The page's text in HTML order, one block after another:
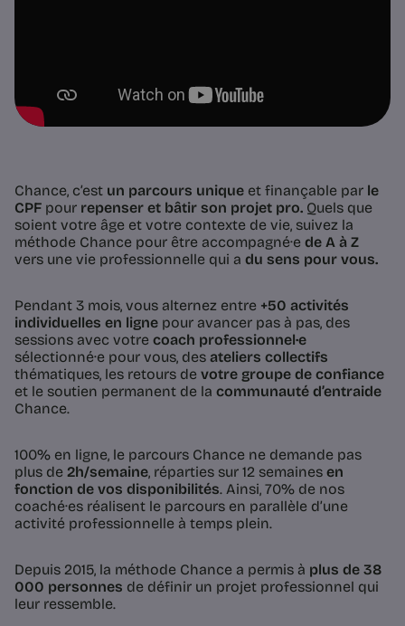
Chance, c’est un parcours unique et finançable par le
CPF pour repenser et bâtir son projet pro. Quels que
soient votre âge et votre contexte de vie, suivez la
méthode Chance pour être accompagné·e de A à Z
vers une vie professionnelle qui a du sens pour vous.
Pendant 3 mois, vous alternez entre +50 activités
individuelles en ligne pour avancer pas à pas, des
sessions avec votre coach professionnel·e
sélectionné·e pour vous, des ateliers collectifs
thématiques, les retours de votre groupe de confiance
et le soutien permanent de la communauté d’entraide
Chance.
100% en ligne, le parcours Chance ne demande pas
plus de 2h/semaine, réparties sur 12 semaines en
fonction de vos disponibilités. Ainsi, 70% de nos
coaché·es réalisent le parcours en parallèle d’une
activité professionnelle à temps plein.
Depuis 2015, la méthode Chance a permis à plus de 38
000 personnes de définir un projet professionnel qui
leur ressemble.